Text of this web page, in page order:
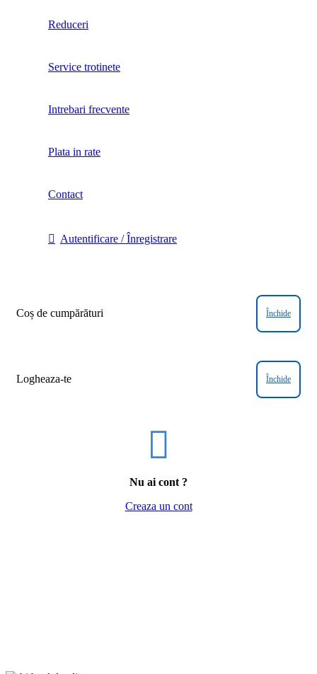
Reduceri
Service trotinete
Intrebari frecvente
Plata in rate
Contact
Autentificare / Înregistrare
Coș de cumpărături Închide
Logheaza-te Închide
Nu ai cont ?
Creaza un cont